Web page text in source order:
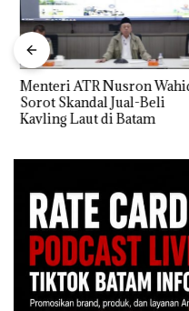
Menteri ATR Nusron Wahid
Sorot Skandal Jual-Beli
Kavling Laut di Batam